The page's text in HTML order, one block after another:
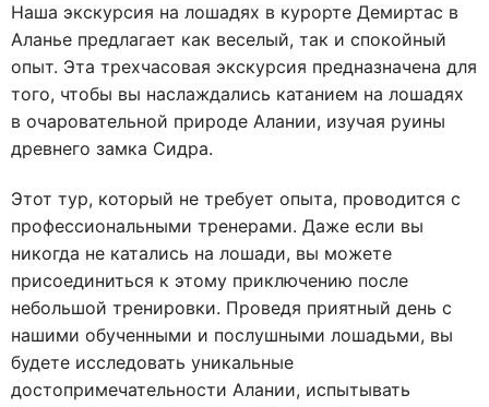
Наша экскурсия на лошадях в курорте Демиртас в
Аланье предлагает как веселый, так и спокойный
опыт. Эта трехчасовая экскурсия предназначена для
того, чтобы вы наслаждались катанием на лошадях
в очаровательной природе Алании, изучая руины
древнего замка Сидра.
Этот тур, который не требует опыта, проводится с
профессиональными тренерами. Даже если вы
никогда не катались на лошади, вы можете
присоединиться к этому приключению после
небольшой тренировки. Проведя приятный день с
нашими обученными и послушными лошадьми, вы
будете исследовать уникальные
достопримечательности Алании, испытывать